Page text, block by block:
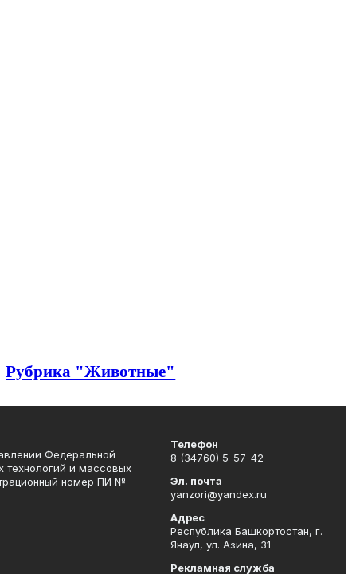
Рубрика "Животные"
Федеральной
технологий и массовых
номер ПИ №
Телефон
8 (34760) 5-57-42
Эл. почта
yanzori@yandex.ru
Адрес
Республика Башкортостан, г.
Янаул, ул. Азина, 31
Рекламная служба